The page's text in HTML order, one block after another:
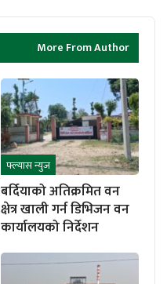
More From Author
फ्ल्यास न्युज
बर्दियाको अतिक्रमित वन
क्षेत्र खाली गर्न डिभिजन वन
कार्यालयको निर्देशन